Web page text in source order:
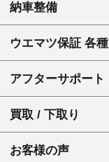
納車整備
ウエマツ保証 各種
アフターサポート
買取 / 下取り
お客様の声